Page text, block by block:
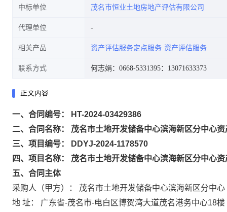
中标单位 茂名市恒业土地房地产评估有限公司
代理单位
相关产品 资产评估服务定点服务 资产评估服务
联系方式 何志娟：0668-5331395：13071633373
正文内容
一、合同编号： HT-2024-03429386
二、合同名称： 茂名市土地开发储备中心滨海新区分中心
三、项目编号： DDYJ-2024-1178570
四、项目名称： 茂名市土地开发储备中心滨海新区分中心
五、合同主体
采购人（甲方）： 茂名市土地开发储备中心滨海新区分中心
地 址： 广东省-茂名市-电白区博贺湾大道茂名港务中心18楼